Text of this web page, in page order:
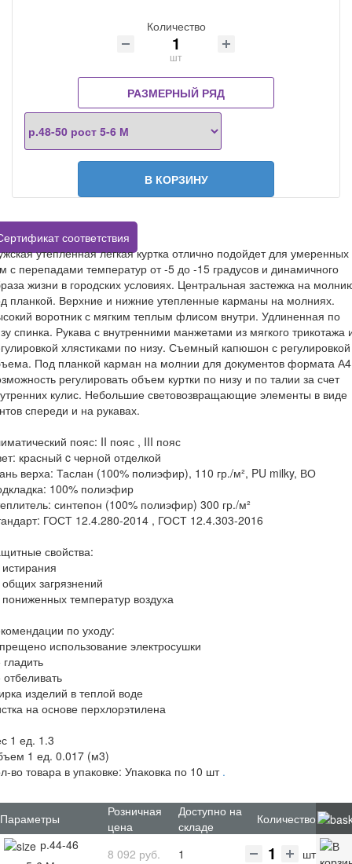
Количество
шт
РАЗМЕРНЫЙ РЯД
В КОРЗИНУ
соответствия
утепленная легкая куртка отлично подойдет для умеренных
с перепадами температур от -5 до -15 градусов и динамичного
жизни в городских условиях. Центральная застежка на
планкой. Верхние и нижние утепленные карманы на молниях.
воротник с мягким теплым флисом внутри. Удлиненная по
спинка. Рукава с внутренними манжетами из мягкого трикотажа
хлястиками по низу. Съемный капюшон с регулировкой
Под планкой карман на молнии для документов формата
регулировать объем куртки по низу и по талии за счет
кулис. Небольшие световозвращающие элементы в виде
спереди и на рукавах.
пояс: II пояс , III пояс
красный c черной отделкой
верха: Таслан (100% полиэфир), 110 гр./м², PU milky, ВО
100% полиэфир
синтепон (100% полиэфир) 300 гр./м²
ГОСТ 12.4.280-2014 , ГОСТ 12.4.303-2016
свойства:
истирания
общих загрязнений
пониженных температур воздуха
по уходу:
использование электросушки
отбеливать
изделий в теплой воде
на основе перхлорэтилена
1 ед. 1.3
1 ед. 0.017 (м3)
во товара в упаковке: Упаковка по 10 шт .
Параметры
Розничная
цена
Доступно на
складе
Количество
р.44-46
8 092 руб. 1
шт